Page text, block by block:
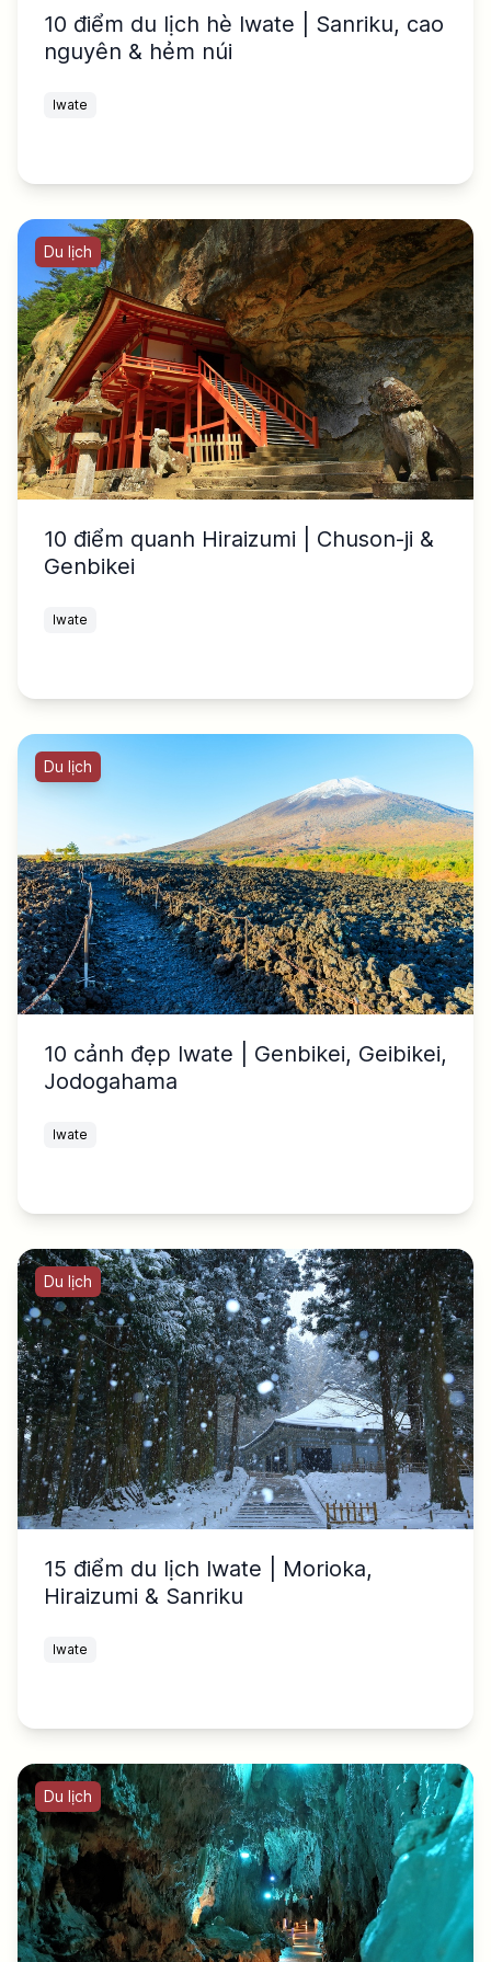
10 điểm du lịch hè Iwate | Sanriku, cao
nguyên & hẻm núi
Iwate
Du lịch
10 điểm quanh Hiraizumi | Chuson-ji &
Genbikei
Iwate
Du lịch
10 cảnh đẹp Iwate | Genbikei, Geibikei,
Jodogahama
Iwate
Du lịch
15 điểm du lịch Iwate | Morioka,
Hiraizumi & Sanriku
Iwate
Du lịch